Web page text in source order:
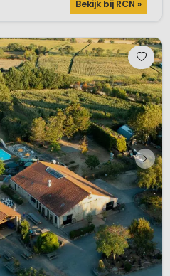
Bekijk bij RCN »